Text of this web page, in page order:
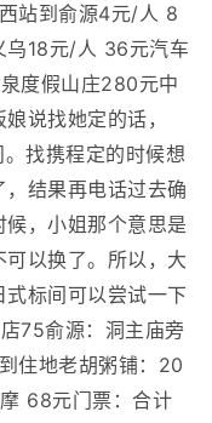
站到俞源4元/人 8
乌18元/人 36元汽车
度假山庄280元中
说找她定的话，
找携程定的时候想
结果再电话过去确
，小姐那个意思是
以换了。所以，大
标间可以尝试一下
75俞源：洞主庙旁
住地老胡粥铺：20
68元门票：合计